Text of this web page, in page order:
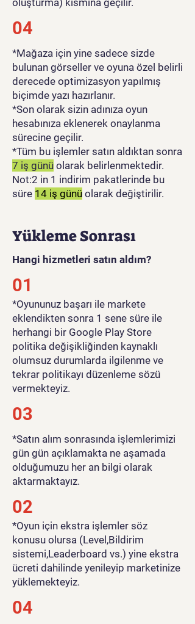
04
*Mağaza için yine sadece sizde
bulunan görseller ve oyuna özel belirli
derecede optimizasyon yapılmış
biçimde yazı hazırlanır.
*Son olarak sizin adınıza oyun
hesabınıza eklenerek onaylanma
sürecine geçilir.
*Tüm bu işlemler satın aldıktan sonra
7 iş günü olarak belirlenmektedir.
Not:2 in 1 indirim pakatlerinde bu
süre 14 iş günü olarak değiştirilir.
Yükleme Sonrası
Hangi hizmetleri satın aldım?
01
​*Oyununuz başarı ile markete
eklendikten sonra 1 sene süre ile
herhangi bir Google Play Store
politika değişikliğinden kaynaklı
olumsuz durumlarda ilgilenme ve
tekrar politikayı düzenleme sözü
vermekteyiz.
03
*Satın alım sonrasında işlemlerimizi
gün gün açıklamakta ne aşamada
olduğumuzu her an bilgi olarak
aktarmaktayız.
02
*Oyun için ekstra işlemler söz
konusu olursa (Level,Bildirim
sistemi,Leaderboard vs.) yine ekstra
ücreti dahilinde yenileyip marketinize
yüklemekteyiz.
04